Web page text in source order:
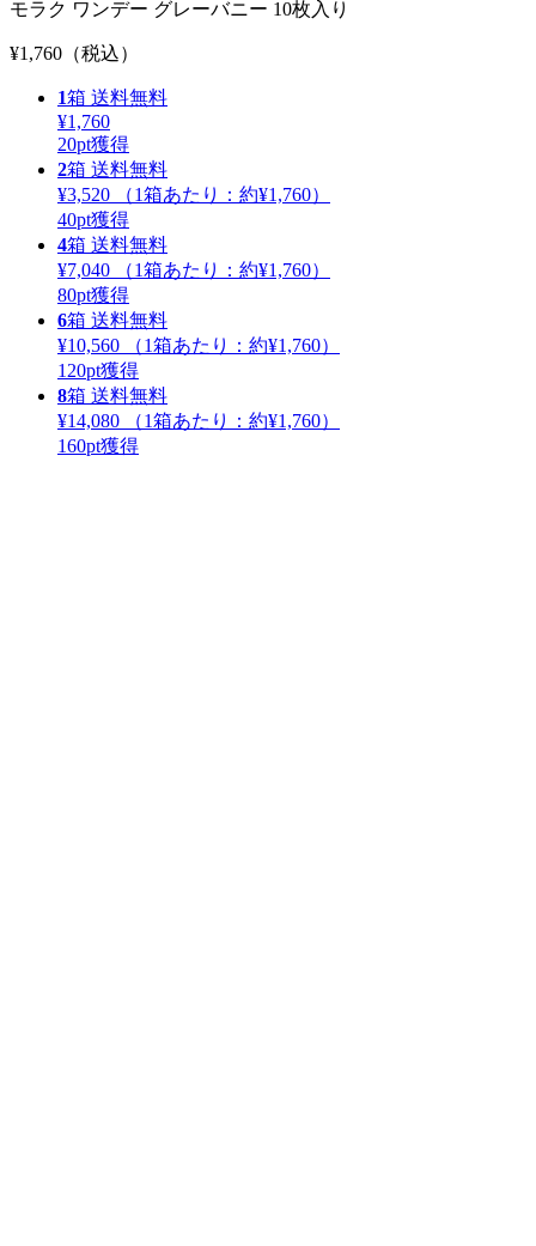
モラク ワンデー グレーバニー 10枚入り
¥1,760 （税込）
1箱 送料無料
¥1,760
20pt獲得
2箱 送料無料
¥3,520
（1箱あたり： 約¥1,760）
40pt獲得
4箱 送料無料
¥7,040
（1箱あたり： 約¥1,760）
80pt獲得
6箱 送料無料
¥10,560
（1箱あたり： 約¥1,760）
120pt獲得
8箱 送料無料
¥14,080
（1箱あたり： 約¥1,760）
160pt獲得